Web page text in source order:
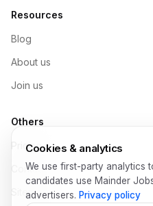
Resources
Blog
About us
Join us
Others
Pricing
Contact
Sitemap
Cookies & analytics
We use first-party analytics
candidates use Mainder
advertisers. Privacy policy